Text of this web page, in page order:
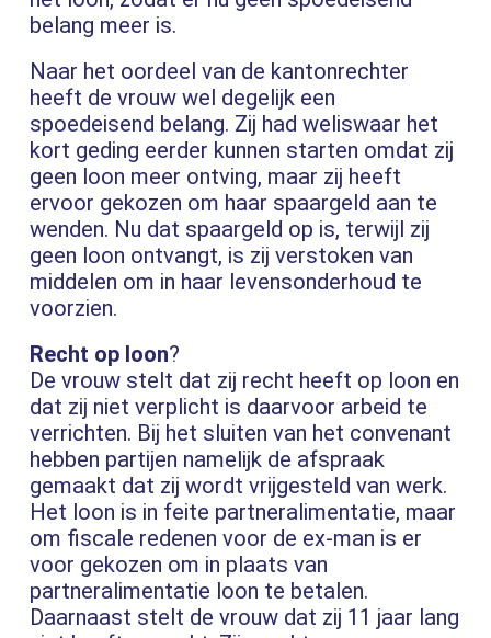
belang meer is.
Naar het oordeel van de kantonrechter
heeft de vrouw wel degelijk een
spoedeisend belang. Zij had weliswaar het
kort geding eerder kunnen starten omdat zij
geen loon meer ontving, maar zij heeft
ervoor gekozen om haar spaargeld aan te
wenden. Nu dat spaargeld op is, terwijl zij
geen loon ontvangt, is zij verstoken van
middelen om in haar levensonderhoud te
voorzien.
Recht op loon?
De vrouw stelt dat zij recht heeft op loon en
dat zij niet verplicht is daarvoor arbeid te
verrichten. Bij het sluiten van het convenant
hebben partijen namelijk de afspraak
gemaakt dat zij wordt vrijgesteld van werk.
Het loon is in feite partneralimentatie, maar
om fiscale redenen voor de ex-man is er
voor gekozen om in plaats van
partneralimentatie loon te betalen.
Daarnaast stelt de vrouw dat zij 11 jaar lang